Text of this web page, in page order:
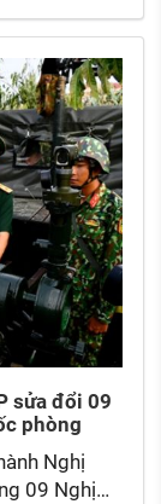
02 cấp.
sửa đổi 09
phòng
Nghị
09 Nghị